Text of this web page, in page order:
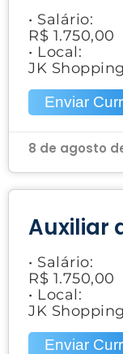
• Salário:
R$ 1.750,00
• Local:
JK
Enviar
8 de agosto
Auxiliar
• Salário:
R$ 1.750,00
• Local:
JK
Enviar